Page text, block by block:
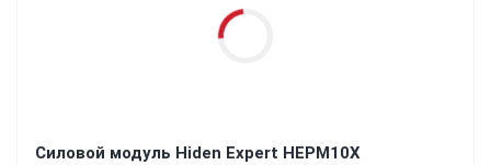
Силовой модуль Hiden Expert HEPM10X